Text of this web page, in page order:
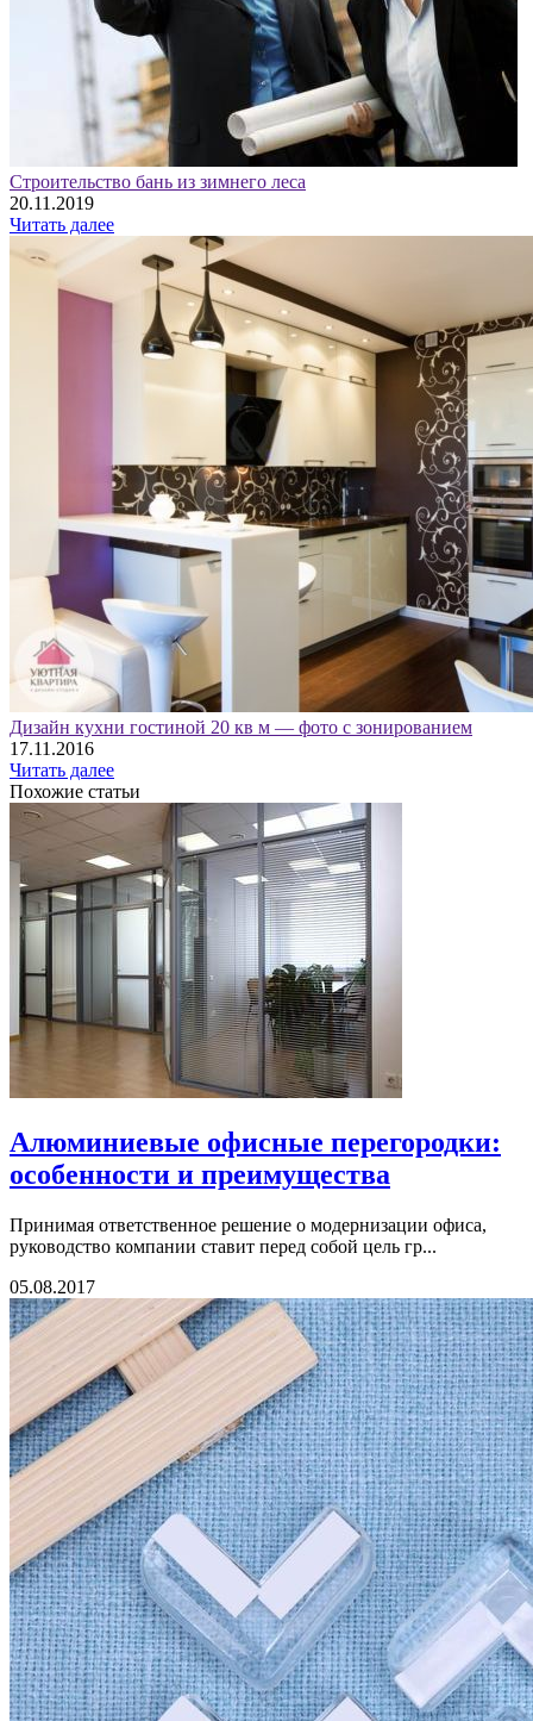
Строительство бань из зимнего леса
20.11.2019
Читать далее
Дизайн кухни гостиной 20 кв м — фото с зонированием
17.11.2016
Читать далее
Похожие статьи
Алюминиевые офисные перегородки:
особенности и преимущества
Принимая ответственное решение о модернизации офиса,
руководство компании ставит перед собой цель гр...
05.08.2017